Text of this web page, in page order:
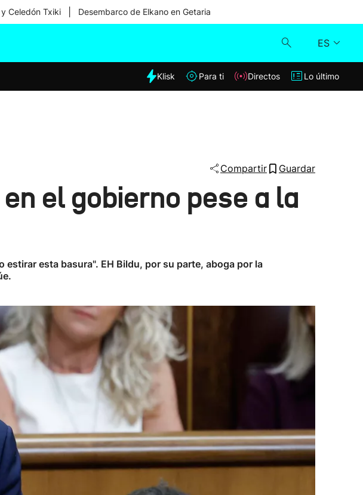
Celedón Txiki Desembarco de Elkano en Getaria
ES
Klisk
Lo último
Klisk Para ti Directos Lo último
Compartir Guardar
el gobierno pese a la
estirar esta basura". EH Bildu, por su parte, aboga por la